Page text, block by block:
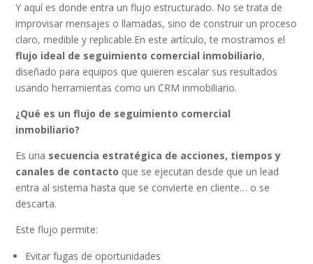
Y aquí es donde entra un flujo estructurado. No se trata de
improvisar mensajes o llamadas, sino de construir un proceso
claro, medible y replicable.En este artículo, te mostramos el
flujo ideal de seguimiento comercial inmobiliario,
diseñado para equipos que quieren escalar sus resultados
usando herramientas como un CRM inmobiliario.
¿Qué es un flujo de seguimiento comercial
inmobiliario?
Es una secuencia estratégica de acciones, tiempos y
canales de contacto que se ejecutan desde que un lead
entra al sistema hasta que se convierte en cliente… o se
descarta.
Este flujo permite:
Evitar fugas de oportunidades